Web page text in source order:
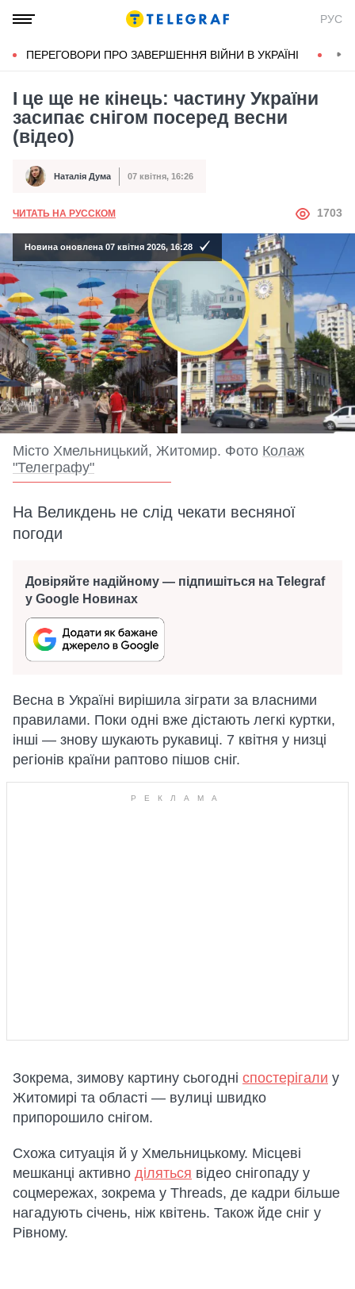
РУС
ПЕРЕГОВОРИ ПРО ЗАВЕРШЕННЯ ВІЙНИ В УКРАЇНІ
І це ще не кінець: частину України
засипає снігом посеред весни
(відео)
Автор Наталія Дума
Дата публікації 07 квітня, 16:26
ЧИТАТЬ НА РУССКОМ АВТОР
1703
Новина оновлена 07 квітня 2026, 16:28
Місто Хмельницький, Житомир. Фото Колаж
"Телеграфу"
На Великдень не слід чекати весняної
погоди
Довіряйте надійному — підпишіться на Telegraf
у Google Новинах
Весна в Україні вирішила зіграти за власними
правилами. Поки одні вже дістають легкі куртки,
інші — знову шукають рукавиці. 7 квітня у низці
регіонів країни раптово пішов сніг.
Зокрема, зимову картину сьогодні спостерігали у
Житомирі та області — вулиці швидко
припорошило снігом.
Схожа ситуація й у Хмельницькому. Місцеві
мешканці активно діляться відео снігопаду у
соцмережах, зокрема у Threads, де кадри більше
нагадують січень, ніж квітень. Також йде сніг у
Рівному.